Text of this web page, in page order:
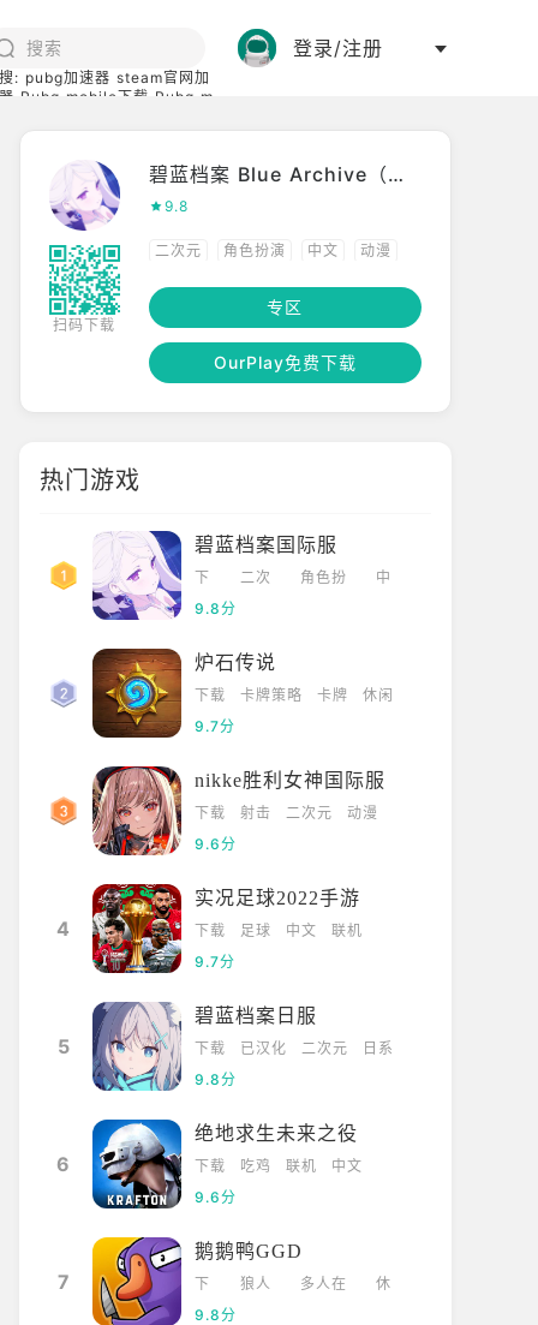
: pubg加速器 steam官网加
Pubg mobile下载 Pubg m
登录/注册
扫码下载
碧蓝档案 Blue Archive（国际服）
9.8
二次元 角色扮演 中文 动漫
日系 多人竞技
专区
OurPlay免费下载
热门游戏
碧蓝档案国际服
下
载
二次
角色扮
中
9.8分
炉石传说
下载 卡牌策略 卡牌
休闲
9.7分
nikke胜利女神国际服
下载 射击 二次元
动漫
9.6分
4
实况足球2022手游
下载 足球 中文
联机
9.7分
5
碧蓝档案日服
下载 已汉化 二次元
日系
9.8分
6
绝地求生未来之役
下载 吃鸡 联机
中文
9.6分
7
鹅鹅鸭GGD
下
载
狼人
多人在
休
9.8分